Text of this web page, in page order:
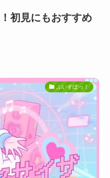
初見にもおすすめ
ぶいすぽっ！